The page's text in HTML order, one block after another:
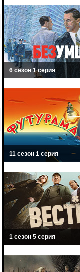
6 сезон 1 серия
11 сезон 1 серия
1 сезон 5 серия